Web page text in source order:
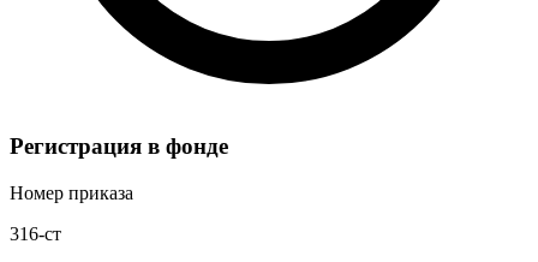
Регистрация в фонде
Номер приказа
316-ст